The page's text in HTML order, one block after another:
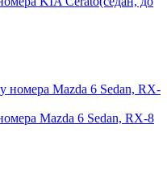
Mazda 6 Sedan, RX-8